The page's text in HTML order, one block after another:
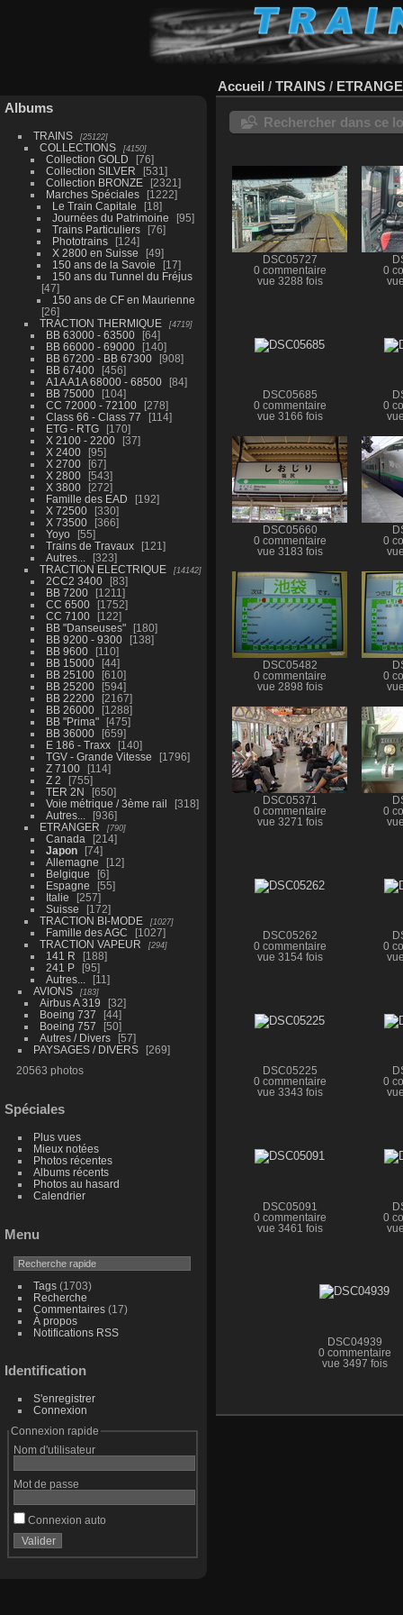
Albums
TRAINS 25122
COLLECTIONS 4150
Collection GOLD
76
Collection SILVER
531
Collection BRONZE
2321
Marches Spéciales
1222
Le Train Capitale
18
Journées du Patrimoine
95
Trains Particuliers
76
Phototrains
124
X 2800 en Suisse
49
150 ans de la Savoie
17
150 ans du Tunnel du Fréjus
47
150 ans de CF en Maurienne
26
TRACTION THERMIQUE
4719
BB 63000 - 63500
64
BB 66000 - 69000
140
BB 67200 - BB 67300
908
BB 67400
456
A1A A1A 68000 - 68500
84
BB 75000
104
CC 72000 - 72100
278
Class 66 - Class 77
114
ETG - RTG
170
X 2100 - 2200
37
X 2400
95
X 2700
67
X 2800
543
X 3800
272
Famille des EAD
192
X 72500
330
X 73500
366
Yoyo
55
Trains de Travaux
121
Autres...
323
TRACTION ELECTRIQUE
14142
2CC2 3400
83
BB 7200
1211
CC 6500
1752
CC 7100
122
BB "Danseuses"
180
BB 9200 - 9300
138
BB 9600
110
BB 15000
44
BB 25100
610
BB 25200
594
BB 22200
2167
BB 26000
1288
BB "Prima"
475
BB 36000
659
E 186 - Traxx
140
TGV - Grande Vitesse
1796
Z 7100
114
Z 2
755
TER 2N
650
Voie métrique / 3ème rail
318
Autres...
936
ETRANGER
790
Canada
214
Japon
74
Allemagne
12
Belgique
6
Espagne
55
Italie
257
Suisse
172
TRACTION BI-MODE
1027
Famille des AGC
1027
TRACTION VAPEUR
294
141 R
188
241 P
95
Autres...
11
AVIONS
183
Airbus A 319
32
Boeing 737
44
Boeing 757
50
Autres / Divers
57
PAYSAGES / DIVERS
269
20563 photos
Spéciales
Plus vues
Mieux notées
Photos récentes
Albums récents
Photos au hasard
Calendrier
Menu
Tags(1703)
Recherche
Commentaires(17)
À propos
Notifications RSS
Identification
S'enregistrer
Connexion
Connexion rapide
Nom d'utilisateur
Mot de passe
Connexion auto
Accueil / TRAINS /
Rechercher dans ce
DSC05727
0 commentaire
vue 3288 fois
0
DSC05685
0 commentaire
vue 3166 fois
0
DSC05660
0 commentaire
vue 3183 fois
0
DSC05482
0 commentaire
vue 2898 fois
0
DSC05371
0 commentaire
vue 3271 fois
0
DSC05262
0 commentaire
vue 3154 fois
0
DSC05225
0 commentaire
vue 3343 fois
0
DSC05091
0 commentaire
vue 3461 fois
0
DSC04939
0 commentaire
vue 3497 fois